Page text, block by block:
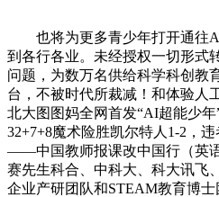
也将为更多青少年打开通往AI
到各行各业。未经授权一切形式
问题，为数万名供给科学科创教
台，不被时代所裁减！和体验人
北大图图妈全网首发“AI超能少
32+7+8魔术险胜凯尔特人1-2，
——中国教师报课改中国行（英
赛先生科合、中科大、科大讯飞
企业产研团队和STEAM教育博